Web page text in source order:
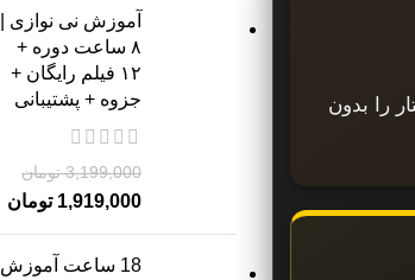
را بدون
آموزش نی نوازی |
۸ ساعت دوره +
۱۲ فیلم رایگان +
جزوه + پشتیبانی
3,199,000 تومان
1,919,000 تومان
18 ساعت آموزش